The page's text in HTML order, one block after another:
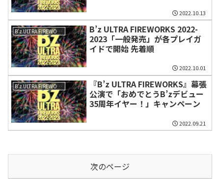
2022.10.13
B’z ULTRA FIREWORKS 2022-2023
B’z ULTRA FIREWORKS 2022-
2023「一般発売」が各プレイガ
イドで開始 先着順
2022.10.01
B’z ULTRA FIREWORKS 2022-2023
『B’z ULTRA FIREWORKS』幕張
公演で「おめでとうB’zデビュー
35周年イヤー！」キャンペーン
2022.09.21
次のページ